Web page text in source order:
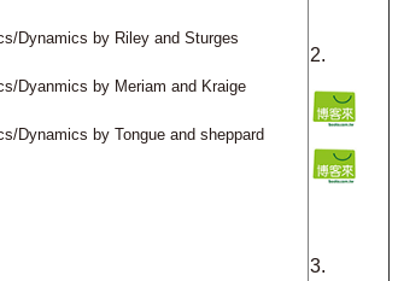
Dynamics by Riley and Sturges
Dyanmics by Meriam and Kraige
Dynamics by Tongue and sheppard
2.
3.